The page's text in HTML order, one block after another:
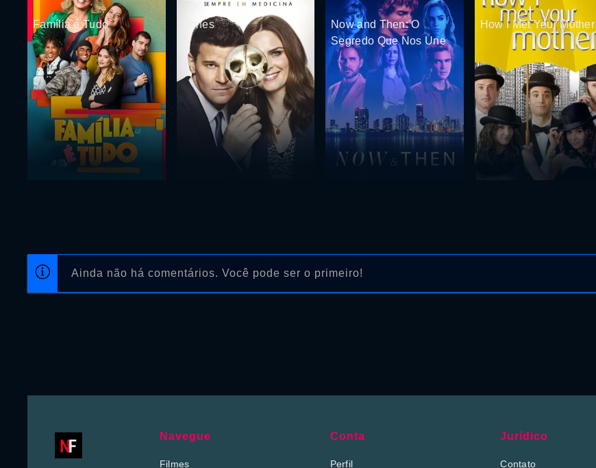
Ainda não há comentários. Você pode ser o primeiro!
Família é Tudo Bones
Now and Then: O
Segredo Que Nos Une
How I Met Your Mother
Navegue
Filmes
Conta
Perfil
Jurídico
Contato